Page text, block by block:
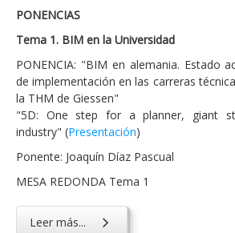
PONENCIAS
Tema 1. BIM en la Universidad
PONENCIA: "BIM en alemania. Estado
de implementación en las carreras
la THM de Giessen"
"5D: One step for a planner, giant
industry" (Presentación)
Ponente: Joaquín Díaz Pascual
MESA REDONDA Tema 1
Leer más...